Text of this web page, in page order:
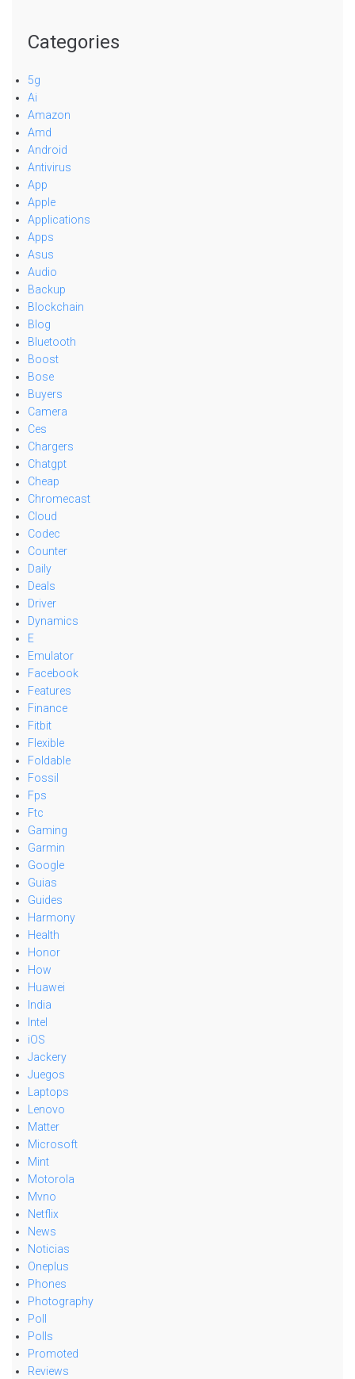
Categories
5g
Ai
Amazon
Amd
Android
Antivirus
App
Apple
Applications
Apps
Asus
Audio
Backup
Blockchain
Blog
Bluetooth
Boost
Bose
Buyers
Camera
Ces
Chargers
Chatgpt
Cheap
Chromecast
Cloud
Codec
Counter
Daily
Deals
Driver
Dynamics
E
Emulator
Facebook
Features
Finance
Fitbit
Flexible
Foldable
Fossil
Fps
Ftc
Gaming
Garmin
Google
Guias
Guides
Harmony
Health
Honor
How
Huawei
India
Intel
iOS
Jackery
Juegos
Laptops
Lenovo
Matter
Microsoft
Mint
Motorola
Mvno
Netflix
News
Noticias
Oneplus
Phones
Photography
Poll
Polls
Promoted
Reviews